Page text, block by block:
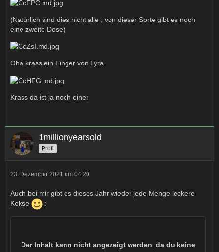
(Natürlich sind dies nicht alle , von dieser Sorte gibt es noch
eine zweite Dose)
Oha krass ein Finger von Lyra
Krass da ist ja noch einer
1millionyearsold
Profi
23. Dezember 2021 um 04:20
Auch bei mir gibt es dieses Jahr wieder jede Menge leckere
Kekse
:
Der Inhalt kann nicht angezeigt werden, da du keine